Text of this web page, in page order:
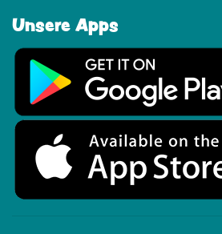
Unsere Apps